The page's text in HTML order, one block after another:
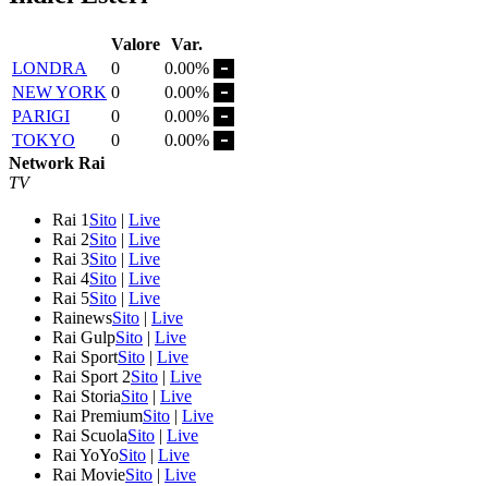
Valore Var.
LONDRA
0
0.00%
NEW YORK 0
0.00%
PARIGI
0
0.00%
TOKYO
0
0.00%
Network Rai
TV
Rai 1 Sito | Live
Rai 2Sito | Live
Rai 3Sito | Live
Rai 4Sito | Live
Rai 5Sito | Live
RainewsSito | Live
Rai GulpSito | Live
Rai SportSito | Live
Rai Sport 2Sito | Live
Rai StoriaSito | Live
Rai PremiumSito | Live
Rai ScuolaSito | Live
Rai YoYoSito | Live
Rai MovieSito | Live